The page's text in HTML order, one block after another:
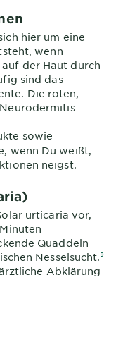
hier um eine
wenn
der Haut durch
sind das
Die roten,
sowie
wenn Du weißt,
neigst.
urticaria vor,
Quaddeln
Nesselsucht.⁹
Abklärung